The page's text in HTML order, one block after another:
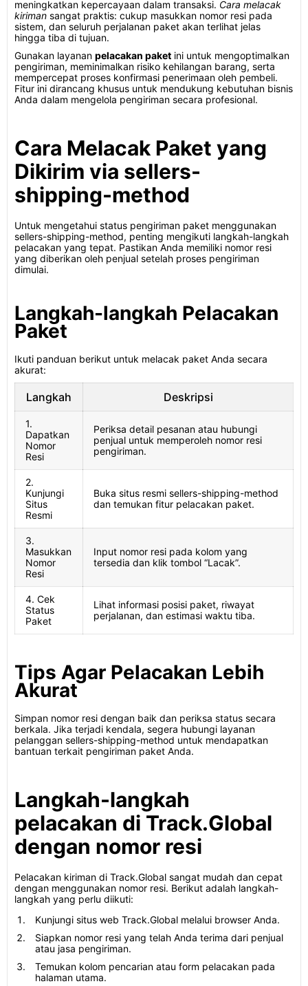
meningkatkan kepercayaan dalam transaksi. Cara melacak
kiriman sangat praktis: cukup masukkan nomor resi pada
sistem, dan seluruh perjalanan paket akan terlihat jelas
hingga tiba di tujuan.
Gunakan layanan pelacakan paket ini untuk mengoptimalkan
pengiriman, meminimalkan risiko kehilangan barang, serta
mempercepat proses konfirmasi penerimaan oleh pembeli.
Fitur ini dirancang khusus untuk mendukung kebutuhan bisnis
Anda dalam mengelola pengiriman secara profesional.
Cara Melacak Paket yang
Dikirim via sellers-
shipping-method
Untuk mengetahui status pengiriman paket menggunakan
sellers-shipping-method, penting mengikuti langkah-langkah
pelacakan yang tepat. Pastikan Anda memiliki nomor resi
yang diberikan oleh penjual setelah proses pengiriman
dimulai.
Langkah-langkah Pelacakan
Paket
Ikuti panduan berikut untuk melacak paket Anda secara
akurat:
Langkah Deskripsi
1.
Dapatkan
Nomor
Resi
Periksa detail pesanan atau hubungi
penjual untuk memperoleh nomor resi
pengiriman.
2.
Kunjungi
Situs
Resmi
Buka situs resmi sellers-shipping-method
dan temukan fitur pelacakan paket.
3.
Masukkan
Nomor
Resi
Input nomor resi pada kolom yang
tersedia dan klik tombol “Lacak”.
4. Cek
Status
Paket
Lihat informasi posisi paket, riwayat
perjalanan, dan estimasi waktu tiba.
Tips Agar Pelacakan Lebih
Akurat
Simpan nomor resi dengan baik dan periksa status secara
berkala. Jika terjadi kendala, segera hubungi layanan
pelanggan sellers-shipping-method untuk mendapatkan
bantuan terkait pengiriman paket Anda.
Langkah-langkah
pelacakan di Track.Global
dengan nomor resi
Pelacakan kiriman di Track.Global sangat mudah dan cepat
dengan menggunakan nomor resi. Berikut adalah langkah-
langkah yang perlu diikuti:
Kunjungi situs web Track.Global melalui browser Anda.
Siapkan nomor resi yang telah Anda terima dari penjual
atau jasa pengiriman.
Temukan kolom pencarian atau form pelacakan pada
halaman utama.